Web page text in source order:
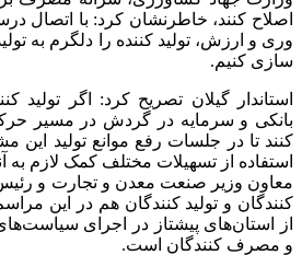
اصلاح کنند، خاطرنشان کرد: با اتصال
وری و ارزش، تولید کننده را دلگرم به
سازی کنیم.
استاندار گیلان تصریح کرد: اگر تولید
بانکی و سرمایه در گردش در مسیر
کنند تا در جلسات رفع موانع تولید این
استفاده از تسهیلات مختلف کمک لازم به
معاون وزیر صنعت معدن و تجارت و
کنندگان و تولید کنندگان هم در این
از استان‌های پیشتاز در اجرای
و مصرف کنندگان است.